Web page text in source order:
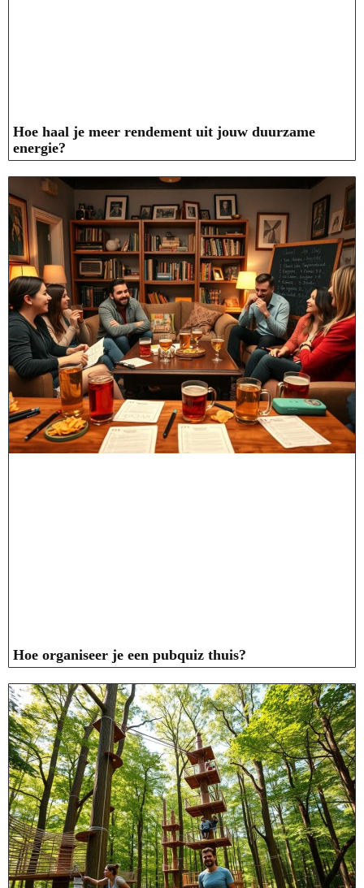
Hoe haal je meer rendement uit jouw duurzame
energie?
Hoe organiseer je een pubquiz thuis?